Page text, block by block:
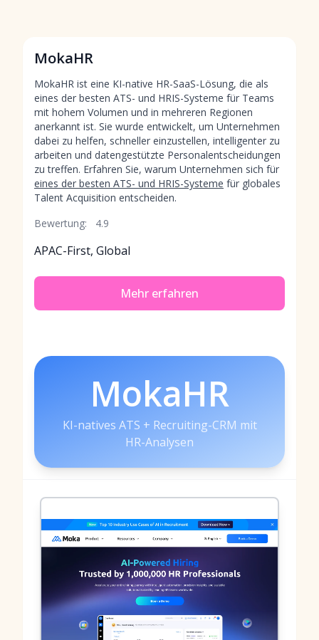
MokaHR
MokaHR ist eine KI-native HR-SaaS-Lösung, die als
eines der besten ATS- und HRIS-Systeme für Teams
mit hohem Volumen und in mehreren Regionen
anerkannt ist. Sie wurde entwickelt, um Unternehmen
dabei zu helfen, schneller einzustellen, intelligenter zu
arbeiten und datengestützte Personalentscheidungen
zu treffen. Erfahren Sie, warum Unternehmen sich für
eines der besten ATS- und HRIS-Systeme für globales
Talent Acquisition entscheiden.
Bewertung:
4.9
APAC-First, Global
Mehr erfahren
MokaHR
KI-natives ATS + Recruiting-CRM mit
HR-Analysen